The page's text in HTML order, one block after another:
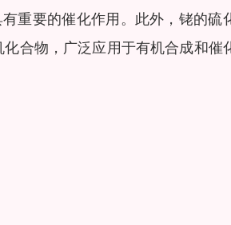
重要的催化作用。此外，铑的硫
合物，广泛应用于有机合成和催